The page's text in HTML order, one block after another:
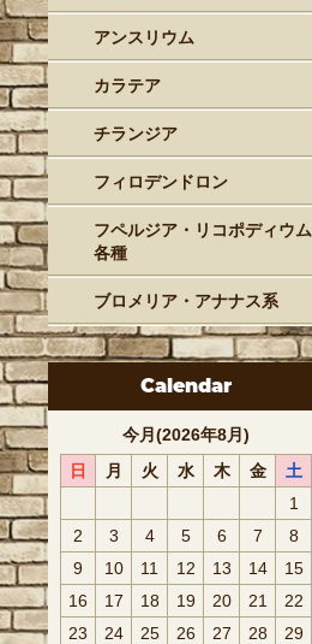
アンスリウム
カラテア
チランジア
フィロデンドロン
フペルジア・リコポディウム
各種
ブロメリア・アナナス系
Calendar
今月(2026年8月)
日
月 火 水 木 金
土
1
2
3 4 5 6 7
8
9
10 11 12 13 14
15
16
17 18 19 20 21
22
23
24 25 26 27 28
29